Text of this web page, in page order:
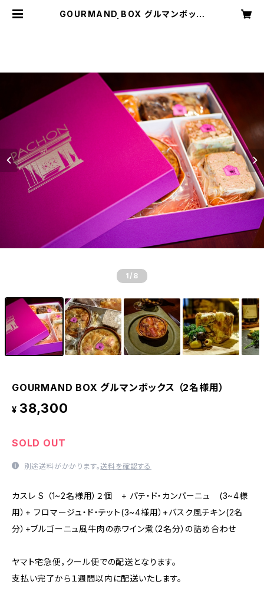
GOURMAND BOX グルマンボック
1 /8
GOURMAND BOX グルマンボックス （2名様用）
¥ 38,300
SOLD OUT
別途送料がかかります。送料を確認する
カスレ S （1~2名様用）２個 + パテ・ド・カンパーニュ (3~4様
用）+ フロマージュ・ド・テット(3~4様用）+バスク風チキン(2名
分）+ブルゴーニュ風牛肉の赤ワイン煮（2名分）の詰め合わせ
ヤマト宅急便，クール便での配送となります。
支払い完了から１週間以内に配送いたします。